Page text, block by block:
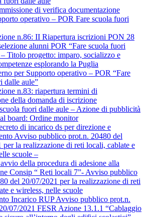
di verifica documentazione
operativo – POR Fare scuola fuori
n.86: II Riapertura iscrizioni PON 28
alunni POR “Fare scuola fuori
Titolo progetto: imparo, socializzo e
esplorando la Puglia
per Supporto operativo – POR “Fare
dalle aule”
n.83: riapertura termini di
della domanda di iscrizione
fuori dalle aule – Azione di pubblicità
board: Ordine monitor
di incarico ds per direzione e
Avviso pubblico prot.n. 20480 del
per la realizzazione di reti locali, cablate e
scuole –
della procedura di adesione alla
Consip “ Reti locali 7”- Avviso pubblico
del 20/07/2021 per la realizzazione di reti
e wireless, nelle scuole
Incarico RUP Avviso pubblico prot.n.
07/2021 FESR Azione 13.1.1 “Cablaggio